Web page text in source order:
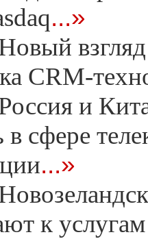
...»
CRM-
и
в сфере
...»
к